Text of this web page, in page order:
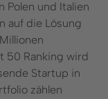
Polen und Italien
auf die Lösung
50 Ranking wird
Startup in
zählen